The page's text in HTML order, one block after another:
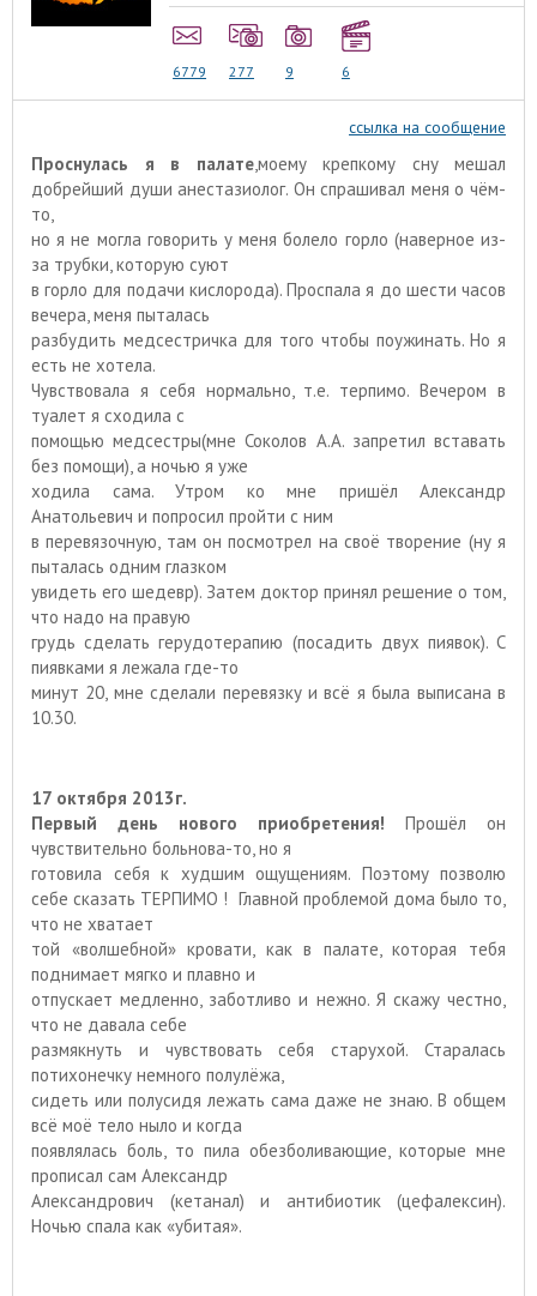
6779 277 9 6
ссылка на сообщение
Проснулась я в палате,моему крепкому сну мешал
добрейший души анестазиолог. Он спрашивал меня о чём-
то,
но я не могла говорить у меня болело горло (наверное из-
за трубки, которую суют
в горло для подачи кислорода). Проспала я до шести часов
вечера, меня пыталась
разбудить медсестричка для того чтобы поужинать. Но я
есть не хотела.
Чувствовала я себя нормально, т.е. терпимо. Вечером в
туалет я сходила с
помощью медсестры(мне Соколов А.А. запретил вставать
без помощи), а ночью я уже
ходила сама. Утром ко мне пришёл Александр
Анатольевич и попросил пройти с ним
в перевязочную, там он посмотрел на своё творение (ну я
пыталась одним глазком
увидеть его шедевр). Затем доктор принял решение о том,
что надо на правую
грудь сделать герудотерапию (посадить двух пиявок). С
пиявками я лежала где-то
минут 20, мне сделали перевязку и всё я была выписана в
10.30.
17 октября 2013г.
Первый день нового приобретения! Прошёл он
чувствительно больнова-то, но я
готовила себя к худшим ощущениям. Поэтому позволю
себе сказать ТЕРПИМО ! Главной проблемой дома было то,
что не хватает
той «волшебной» кровати, как в палате, которая тебя
поднимает мягко и плавно и
отпускает медленно, заботливо и нежно. Я скажу честно,
что не давала себе
размякнуть и чувствовать себя старухой. Старалась
потихонечку немного полулёжа,
сидеть или полусидя лежать сама даже не знаю. В общем
всё моё тело ныло и когда
появлялась боль, то пила обезболивающие, которые мне
прописал сам Александр
Александрович (кетанал) и антибиотик (цефалексин).
Ночью спала как «убитая».